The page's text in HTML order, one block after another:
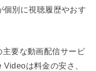
個別に視聴履歴やおす
要な動画配信サービ
は料金の安さ、